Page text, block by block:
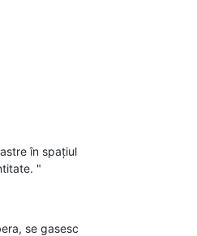
în spațiul
"
se gasesc